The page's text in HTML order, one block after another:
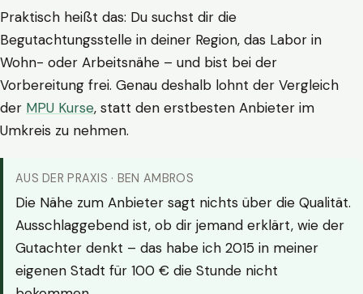
Praktisch heißt das: Du suchst dir die
Begutachtungsstelle in deiner Region, das Labor in
Wohn- oder Arbeitsnähe – und bist bei der
Vorbereitung frei. Genau deshalb lohnt der Vergleich
der MPU Kurse, statt den erstbesten Anbieter im
Umkreis zu nehmen.
AUS DER PRAXIS · BEN AMBROS
Die Nähe zum Anbieter sagt nichts über die Qualität.
Ausschlaggebend ist, ob dir jemand erklärt, wie der
Gutachter denkt – das habe ich 2015 in meiner
eigenen Stadt für 100 € die Stunde nicht